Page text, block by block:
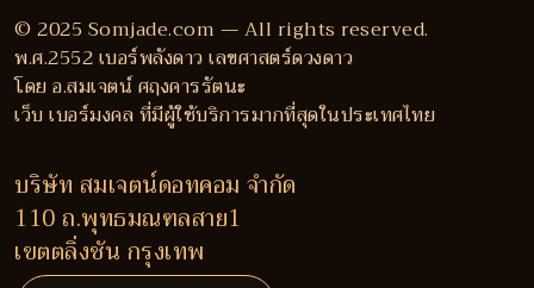
© 2025 Somjade.com — All rights reserved.
พ.ศ.2552 เบอร์พลังดาว เลขศาสตร์ดวงดาว
โดย อ.สมเจตน์ ศฤงคารรัตนะ
เว็บ เบอร์มงคล ที่มีผู้ใช้บริการมากที่สุดในประเทศไทย
บริษัท สมเจตน์ดอทคอม จำกัด
110 ถ.พุทธมณฑลสาย1
เขตตลิ่งชัน กรุงเทพ